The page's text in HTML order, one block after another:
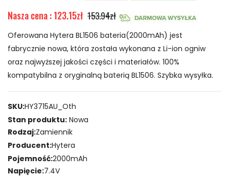
Nasza cena : 123.15zł 153.94zł
Oferowana Hytera BL1506 bateria(2000mAh) jest
fabrycznie nowa, która została wykonana z Li-ion ogniw
oraz najwyższej jakości części i materiałów. 100%
kompatybilna z oryginalną baterią BL1506. Szybka wysyłka.
SKU:HY3715AU_Oth
Stan produktu: Nowa
Rodzaj:Zamiennik
Producent:Hytera
Pojemność:2000mAh
Napięcie:7.4V